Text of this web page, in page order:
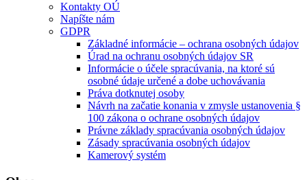
Kontakty OÚ
Napíšte nám
GDPR
Základné informácie – ochrana osobných údajov
Úrad na ochranu osobných údajov SR
Informácie o účele spracúvania, na ktoré sú
osobné údaje určené a dobe uchovávania
Práva dotknutej osoby
Návrh na začatie konania v zmysle ustanovenia §
100 zákona o ochrane osobných údajov
Právne základy spracúvania osobných údajov
Zásady spracúvania osobných údajov
Kamerový systém